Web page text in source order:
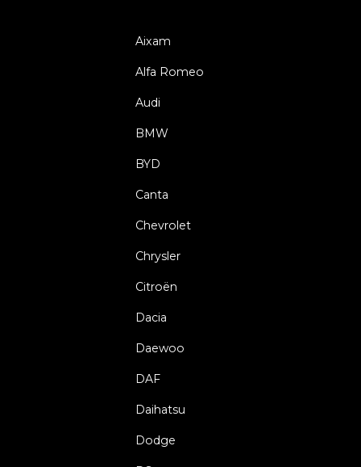
Aixam
Alfa Romeo
Audi
BMW
BYD
Canta
Chevrolet
Chrysler
Citroën
Dacia
Daewoo
DAF
Daihatsu
Dodge